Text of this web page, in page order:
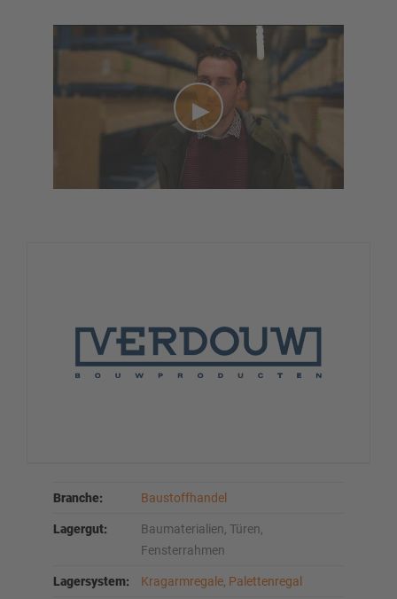
Branche: Baustoffhandel
Lagergut:
Baumaterialien, Türen,
Fensterrahmen
Lagersystem: Kragarmregale Palettenregal